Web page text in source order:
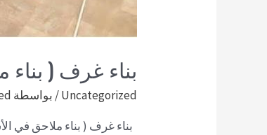
بناء غرف (
Uncategorized/ بواسطة
بناء غرف ( بناء ملاحق في